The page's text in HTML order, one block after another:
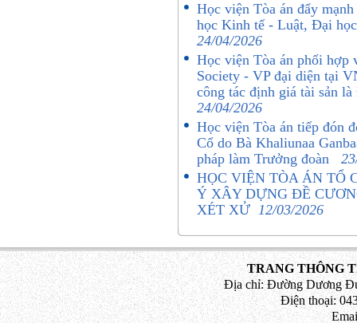
Học viện Tòa án đẩy
học Kinh tế - Luật, Đại
24/04/2026
Học viện Tòa án phối
Society - VP đại diện tại
công tác định giá tài sản
24/04/2026
Học viện Tòa án tiếp đón
Cổ do Bà Khaliunaa
pháp làm Trưởng đoàn
HỌC VIỆN TÒA ÁN TỔ
Ý XÂY DỰNG ĐỀ
XÉT XỬ 12/03/2026
TRANG THÔNG
Địa chỉ: Đường Dương
Điện thoại: